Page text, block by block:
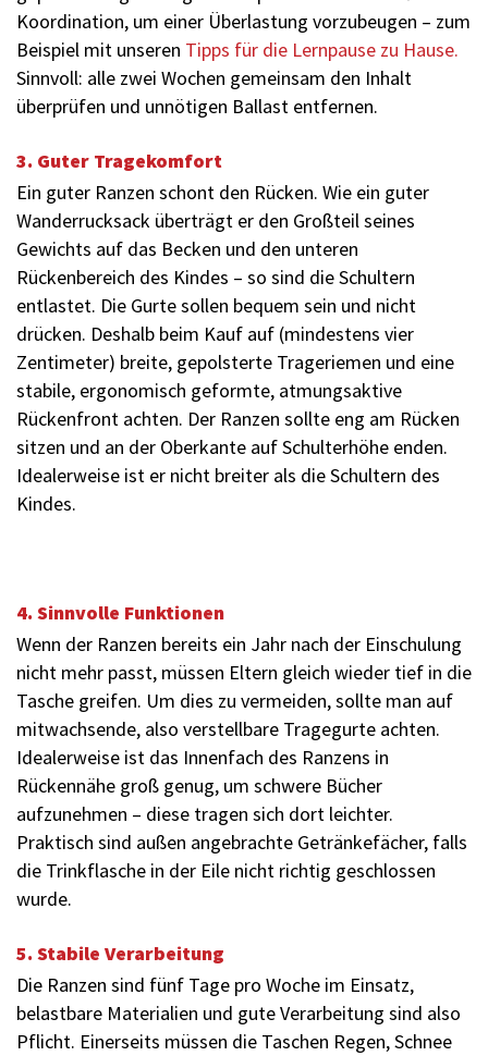
Koordination, um einer Überlastung vorzubeugen – zum
Beispiel mit unseren Tipps für die Lernpause zu Hause.
Sinnvoll: alle zwei Wochen gemeinsam den Inhalt
überprüfen und unnötigen Ballast entfernen.
3. Guter Tragekomfort
Ein guter Ranzen schont den Rücken. Wie ein guter
Wanderrucksack überträgt er den Großteil seines
Gewichts auf das Becken und den unteren
Rückenbereich des Kindes – so sind die Schultern
entlastet. Die Gurte sollen bequem sein und nicht
drücken. Deshalb beim Kauf auf (mindestens vier
Zentimeter) breite, gepolsterte Trageriemen und eine
stabile, ergonomisch geformte, atmungsaktive
Rückenfront achten. Der Ranzen sollte eng am Rücken
sitzen und an der Oberkante auf Schulterhöhe enden.
Idealerweise ist er nicht breiter als die Schultern des
Kindes.
4. Sinnvolle Funktionen
Wenn der Ranzen bereits ein Jahr nach der Einschulung
nicht mehr passt, müssen Eltern gleich wieder tief in die
Tasche greifen. Um dies zu vermeiden, sollte man auf
mitwachsende, also verstellbare Tragegurte achten.
Idealerweise ist das Innenfach des Ranzens in
Rückennähe groß genug, um schwere Bücher
aufzunehmen – diese tragen sich dort leichter.
Praktisch sind außen angebrachte Getränkefächer, falls
die Trinkflasche in der Eile nicht richtig geschlossen
wurde.
5. Stabile Verarbeitung
Die Ranzen sind fünf Tage pro Woche im Einsatz,
belastbare Materia­lien und gute Verarbeitung sind also
Pflicht. Einerseits müssen die Taschen Regen, Schnee